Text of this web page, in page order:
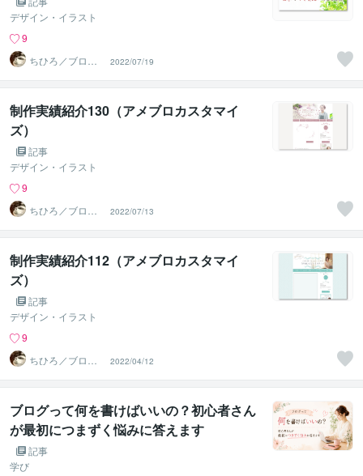
デザイン・イラスト
9
ちひろ／ブログ
にもサンプルあ
ります
2022/07/19
制作実績紹介130（アメブロカスタマイ
ズ）
記事
デザイン・イラスト
9
ちひろ／ブログ
にもサンプルあ
ります
2022/07/13
制作実績紹介112（アメブロカスタマイ
ズ）
記事
デザイン・イラスト
9
ちひろ／ブログ
にもサンプルあ
ります
2022/04/12
ブログって何を書けばいいの？初心者さん
が最初につまずく悩みに答えます
記事
学び